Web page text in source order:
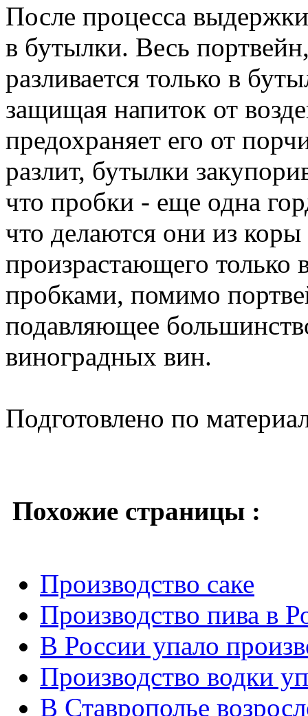
После процесса
в бутылки. Весь
разливается только в
защищая напиток от
предохраняет его от
разлит, бутылки
что пробки - еще одна
что делаются они из
произрастающего только
пробками, помимо
подавляющее
виноградных вин.
Подготовлено по
Похожие страницы :
Производство саке
Производство пива в
В России упало
Производство водки
В Ставрополье